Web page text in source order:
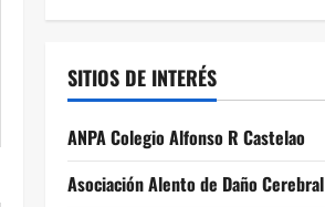
SITIOS DE INTERÉS
ANPA Colegio Alfonso R Castelao
Asociación Alento de Daño Cerebral